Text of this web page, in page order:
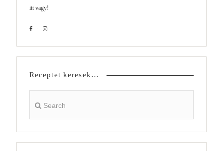
itt vagy!
Receptet keresek…